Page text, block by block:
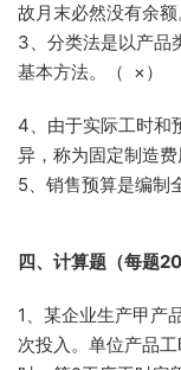
故月末必然没有余
3、分类法是以产品
基本方法。（ ×）
4、由于实际工时和
异，称为固定制造
5、销售预算是编制
四、计算题（每题20
1、某企业生产甲产
次投入。单位产品